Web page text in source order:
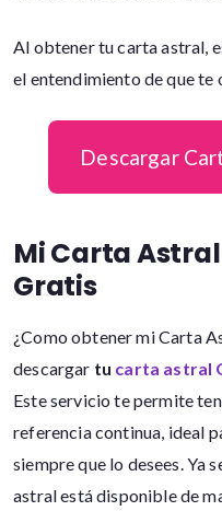
Al obtener tu carta astral,
el entendimiento de que te
Descargar
Mi Carta
Gratis
¿Como obtener mi Carta
descargar tu carta astral
Este servicio te permite
referencia continua, ideal
siempre que lo desees. Ya
astral está disponible de